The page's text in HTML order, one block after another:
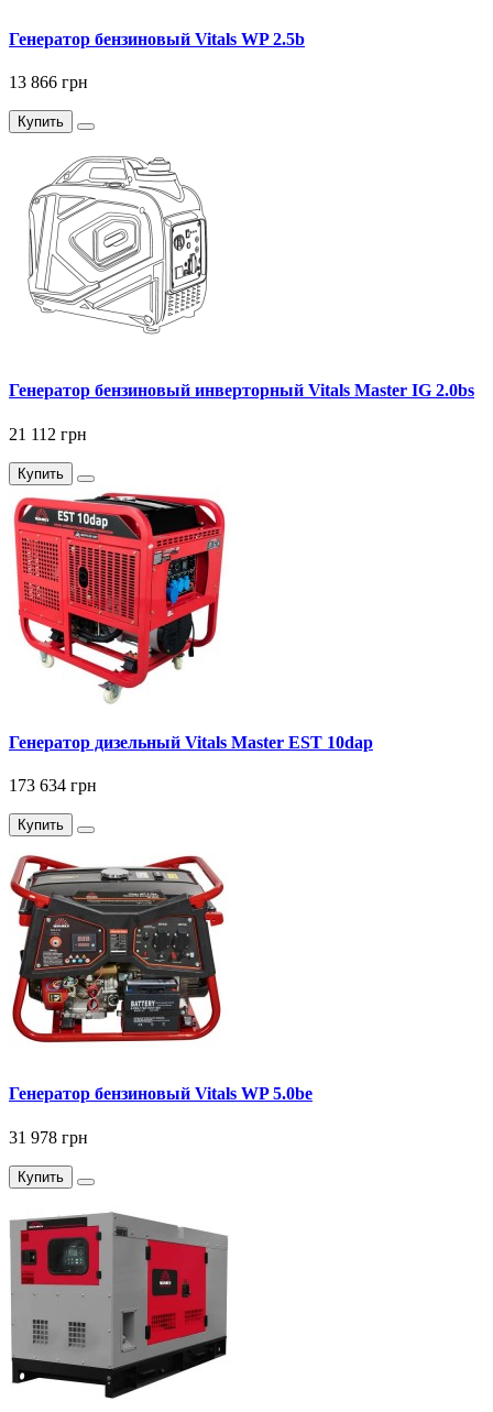
Генератор бензиновый Vitals WP 2.5b
13 866 грн
Купить
Генератор бензиновый инверторный Vitals Master IG 2.0bs
21 112 грн
Купить
Генератор дизельный Vitals Master EST 10dap
173 634 грн
Купить
Генератор бензиновый Vitals WP 5.0bе
31 978 грн
Купить